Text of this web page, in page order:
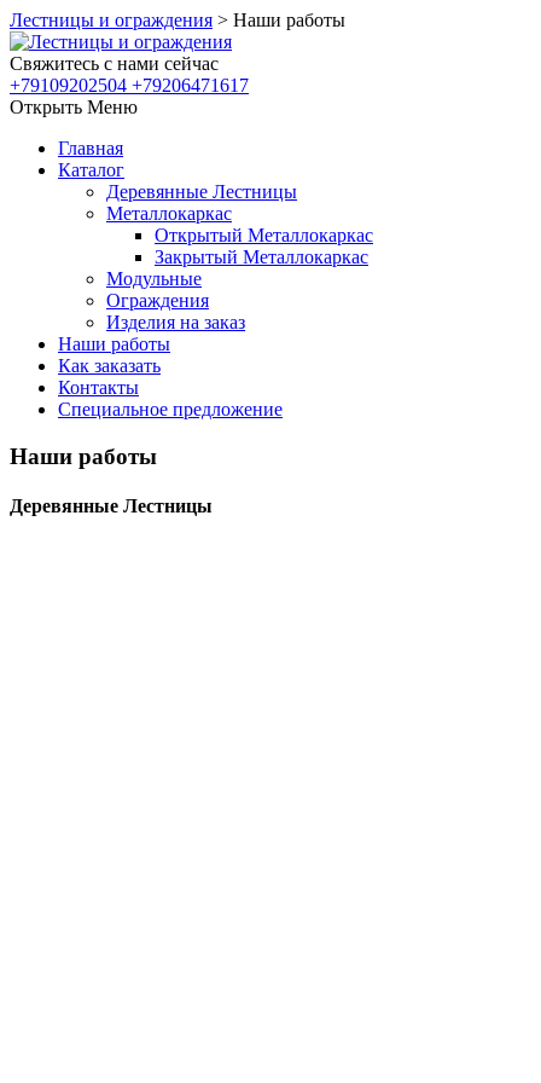
Лестницы и ограждения > Наши работы
Свяжитесь с нами сейчас
+79109202504 +79206471617
Открыть Меню
Главная
Каталог
Деревянные Лестницы
Металлокаркас
Открытый Металлокаркас
Закрытый Металлокаркас
Модульные
Ограждения
Изделия на заказ
Наши работы
Как заказать
Контакты
Специальное предложение
Наши работы
Деревянные Лестницы